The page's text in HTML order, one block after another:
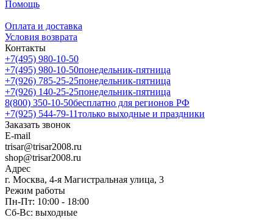
Помощь
Оплата и доставка
Условия возврата
Контакты
+7(495) 980-10-50
+7(495) 980-10-50понедельник-пятница
+7(926) 785-25-25понедельник-пятница
+7(926) 140-25-25понедельник-пятница
8(800) 350-10-50бесплатно для регионов РФ
+7(925) 544-79-11только выходные и праздники
Заказать звонок
E-mail
trisar@trisar2008.ru
shop@trisar2008.ru
Адрес
г. Москва, 4-я Магистральная улица, 3
Режим работы
Пн-Пт: 10:00 - 18:00
Сб-Вс: выходные